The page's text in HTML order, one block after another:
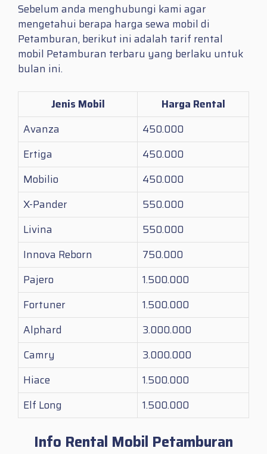
Sebelum anda menghubungi kami agar
mengetahui berapa harga sewa mobil di
Petamburan, berikut ini adalah tarif rental
mobil Petamburan terbaru yang berlaku untuk
bulan ini.
Jenis Mobil
Harga Rental
Avanza
450.000
Ertiga
450.000
Mobilio
450.000
X-Pander
550.000
Livina
550.000
Innova Reborn
750.000
Pajero
1.500.000
Fortuner
1.500.000
Alphard
3.000.000
Camry
3.000.000
Hiace
1.500.000
Elf Long
1.500.000
Info Rental Mobil Petamburan